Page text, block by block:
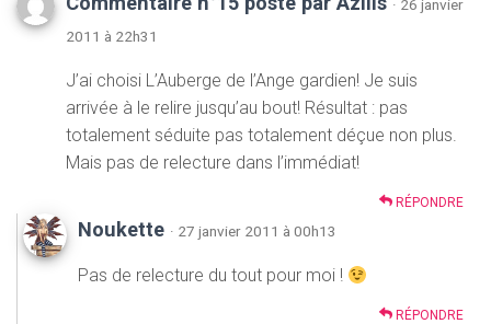
· 26 janvier
2011 à 22h31
J’ai choisi L’Auberge de l’Ange gardien! Je suis
arrivée à le relire jusqu’au bout! Résultat : pas
totalement séduite pas totalement déçue non plus.
Mais pas de relecture dans l’immédiat!
RÉPONDRE
Noukette · 27 janvier 2011 à 00h13
Pas de relecture du tout pour moi !
RÉPONDRE